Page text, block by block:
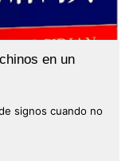
en un
signos cuando no